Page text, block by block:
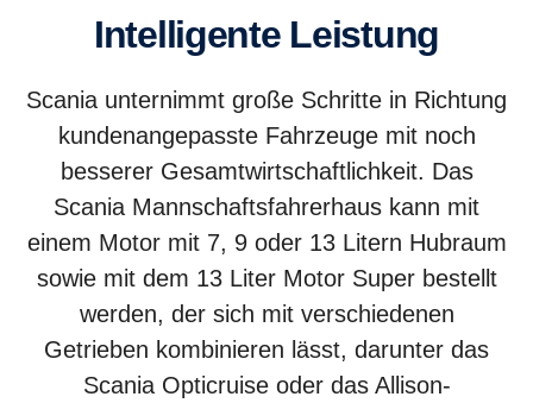
Intelligente Leistung
Scania unternimmt große Schritte in Richtung
kundenangepasste Fahrzeuge mit noch
besserer Gesamtwirtschaftlichkeit. Das
Scania Mannschaftsfahrerhaus kann mit
einem Motor mit 7, 9 oder 13 Litern Hubraum
sowie mit dem 13 Liter Motor Super bestellt
werden, der sich mit verschiedenen
Getrieben kombinieren lässt, darunter das
Scania Opticruise oder das Allison-